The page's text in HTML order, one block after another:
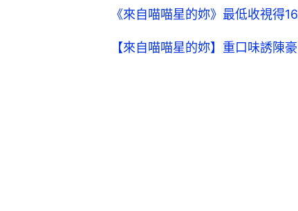
《來自喵喵星的妳》最低收視得
【來自喵喵星的妳】重口味誘